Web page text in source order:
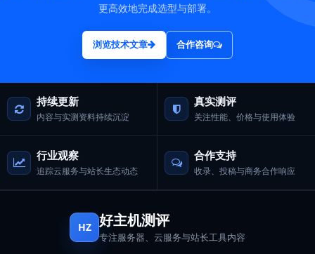
更高效地完成选型与部署。
浏览技术文章 合作咨询
持续更新
内容与实测资料持续沉淀
真实测评
关注性能、价格与使用体验
行业观察
追踪云服务与站长生态动态
合作支持
收录、投稿与商务合作响应
HZ 好主机测评
专注服务器、云服务与站长工具内容